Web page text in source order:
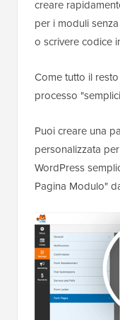
creare
per i moduli
o scrivere codice
Come tutto il
processo
Puoi creare una
personalizzata
WordPress
Pagina Modulo"